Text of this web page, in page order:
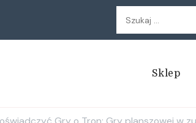
Szukaj:
Sklep